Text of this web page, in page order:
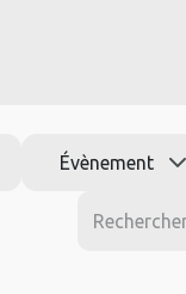
Évènement